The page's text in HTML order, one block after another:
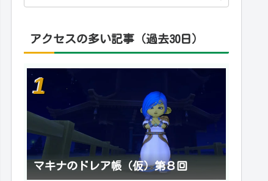
アクセスの多い記事（過去30日）
マキナのドレア帳（仮）第８回